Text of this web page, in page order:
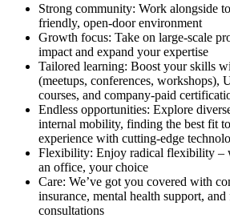
Strong community: Work alongside
friendly, open-door environment
Growth focus: Take on large-scale
impact and expand your expertise
Tailored learning: Boost your skills
(meetups, conferences, workshops),
courses, and company-paid
Endless opportunities: Explore
internal mobility, finding the best fit
experience with cutting-edge
Flexibility: Enjoy radical flexibility –
an office, your choice
Care: We’ve got you covered with
insurance, mental health support,
consultations